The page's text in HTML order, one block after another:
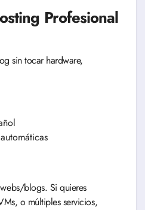
Profesional
sin tocar hardware,
blogs. Si quieres
o múltiples servicios,